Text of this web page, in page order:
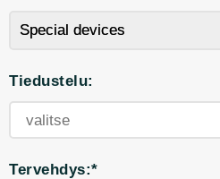
Tiedustelu:
Tervehdys:*